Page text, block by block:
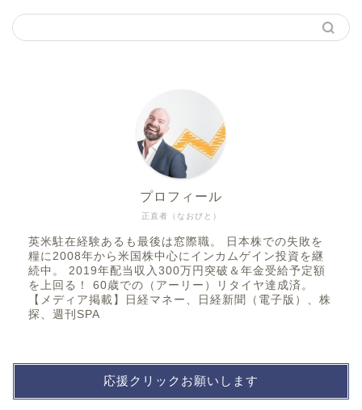
正直者（なおびと）
プロフィール
英米駐在経験あるも最後は窓際職。 日本株での失敗を
糧に2008年から米国株中心にインカムゲイン投資を継
続中。 2019年配当収入300万円突破＆年金受給予定額
を上回る！ 60歳での（アーリー）リタイヤ達成済。
【メディア掲載】日経マネー、日経新聞（電子版）、株
探、週刊SPA
応援クリックお願いします